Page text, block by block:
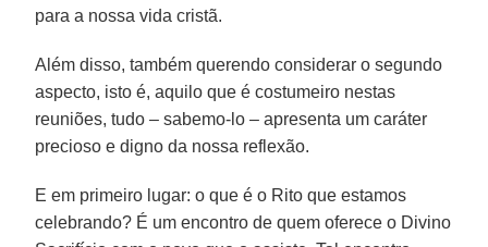
para a nossa vida cristã.
Além disso, também querendo considerar o segundo
aspecto, isto é, aquilo que é costumeiro nestas
reuniões, tudo – sabemo-lo – apresenta um caráter
precioso e digno da nossa reflexão.
E em primeiro lugar: o que é o Rito que estamos
celebrando? É um encontro de quem oferece o Divino